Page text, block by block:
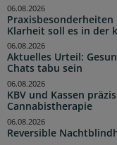
Praxisbesonderheiten
Klarheit soll es in der
06.08.2026
Aktuelles Urteil:
Chats tabu sein
06.08.2026
KBV und Kassen
Cannabistherapie
06.08.2026
Reversible
06.08.2026